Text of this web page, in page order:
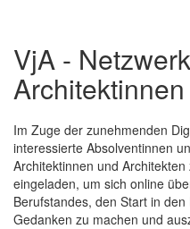
VjA -
Im Zuge der zunehmenden
interessierte Absolventinnen
Architektinnen und
eingeladen, um sich online
Berufstandes, den Start in
Gedanken zu machen und